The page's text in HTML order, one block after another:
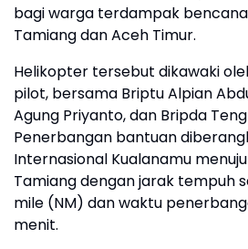
bagi warga terdampak
Tamiang dan Aceh Timur.
Helikopter tersebut dikawaki
pilot, bersama Briptu Alpian
Agung Priyanto, dan Bripda
Penerbangan bantuan
Internasional Kualanamu
Tamiang dengan jarak tempuh
mile (NM) dan waktu
menit.